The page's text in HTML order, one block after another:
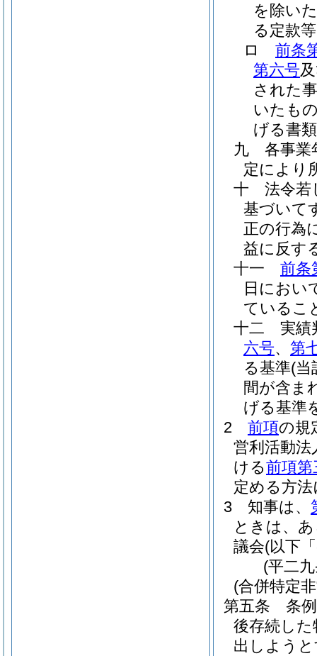
を除い
る定款
ロ
前条
第六号
された
いたも
げる書
九
各事業
定により
十
法令若
基づいて
正の行為
益に反す
十一
前条
日におい
ているこ
十二
実績
六号、 第
る基準(当
間が含ま
げる基準
2
前項の規
営利活動
ける前項
定める方
3
知事は、
ときは、
議会(以下
(平二
(合併特定
第五条
条
後存続した
出しよう